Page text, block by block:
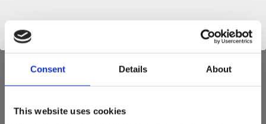
Consent Details About
This website uses cookies
AVJÄMNINGSBALK
- för ett effektivare arbete!